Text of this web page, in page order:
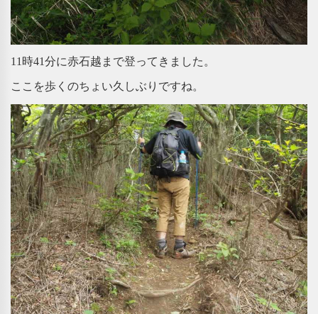
11時41分に赤石越まで登ってきました。
ここを歩くのちょい久しぶりですね。